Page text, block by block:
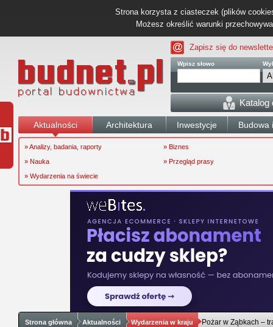
Strona korzysta z ciasteczek (plików
Możesz określić warunki
Zapisz się do
Wpisz słowo
Katalog
Aktualności Architektura Inwestycje Budowa
» Analizy, badania, raporty
» Biznes
» Nauka
» Przegląd prasy
» Wydarzenia na świecie
Strona główna Aktualności Wydarzenia w kraju Pożar w Ząbkach –